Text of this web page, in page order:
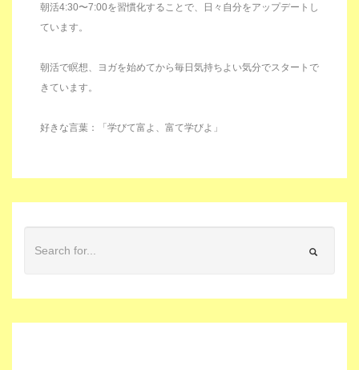
朝活4:30〜7:00を習慣化することで、日々自分をアップデートし
ています。
朝活で瞑想、ヨガを始めてから毎日気持ちよい気分でスタートで
きています。
好きな言葉：「学びて富よ、富て学びよ」